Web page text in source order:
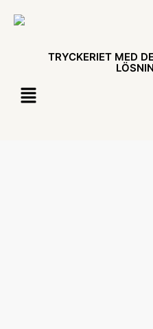
TRYCKERIET MED